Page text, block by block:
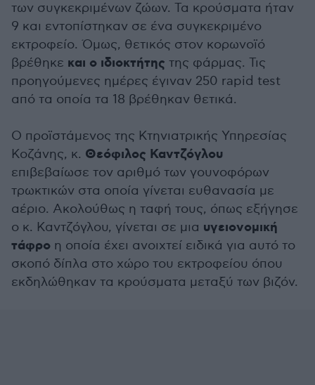
των συγκεκριμένων ζώων. Τα κρούσματα ήταν
9 και εντοπίστηκαν σε ένα συγκεκριμένο
εκτροφείο. Όμως, θετικός στον κορωνοϊό
βρέθηκε και ο ιδιοκτήτης της φάρμας. Τις
προηγούμενες ημέρες έγιναν 250 rapid test
από τα οποία τα 18 βρέθηκαν θετικά.
Ο προϊστάμενος της Κτηνιατρικής Υπηρεσίας
Κοζάνης, κ. Θεόφιλος Καντζόγλου
επιβεβαίωσε τον αριθμό των γουνοφόρων
τρωκτικών στα οποία γίνεται ευθανασία με
αέριο. Ακολούθως η ταφή τους, όπως εξήγησε
ο κ. Καντζόγλου, γίνεται σε μια υγειονομική
τάφρο η οποία έχει ανοιχτεί ειδικά για αυτό το
σκοπό δίπλα στο χώρο του εκτροφείου όπου
εκδηλώθηκαν τα κρούσματα μεταξύ των βιζόν.